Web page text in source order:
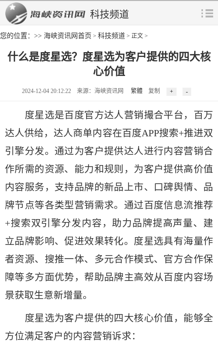
科技频道
您的位置：>> 海峡资讯网首页 > 科技频道 > 正文 >
什么是度星选？度星选为客户提供的四大核
心价值
2024-12-04 20:12:22 来源：海峡资讯网 繁體 复制
度星选是百度官方达人营销撮合平台，百万
达人供给，达人商单内容在百度APP搜索+推进双
引擎分发。通过为客户提供达人进行内容营销合
作所需的资源、能力和规则，为客户提供高价值
内容服务，支持品牌的新品上市、口碑舆情、品
牌节点等各类型营销需求。通过百度信息流推荐
+搜索双引擎分发内容，助力品牌提高声量、建
立品牌影响、促进效果转化。度星选具有海量作
者资源、搜推一体、多元合作模式、官方合作保
障等多方面优势，帮助品牌主高效从百度内容场
景获取生意新增量。
度星选为客户提供的四大核心价值，能够全
方位满足客户的内容营销诉求：